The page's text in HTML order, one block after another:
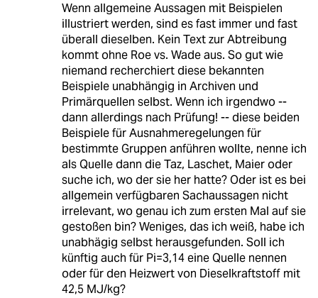
Wenn allgemeine Aussagen mit Beispielen
illustriert werden, sind es fast immer und fast
überall dieselben. Kein Text zur Abtreibung
kommt ohne Roe vs. Wade aus. So gut wie
niemand recherchiert diese bekannten
Beispiele unabhängig in Archiven und
Primärquellen selbst. Wenn ich irgendwo --
dann allerdings nach Prüfung! -- diese beiden
Beispiele für Ausnahmeregelungen für
bestimmte Gruppen anführen wollte, nenne ich
als Quelle dann die Taz, Laschet, Maier oder
suche ich, wo der sie her hatte? Oder ist es bei
allgemein verfügbaren Sachaussagen nicht
irrelevant, wo genau ich zum ersten Mal auf sie
gestoßen bin? Weniges, das ich weiß, habe ich
unabhägig selbst herausgefunden. Soll ich
künftig auch für Pi=3,14 eine Quelle nennen
oder für den Heizwert von Dieselkraftstoff mit
42,5 MJ/kg?